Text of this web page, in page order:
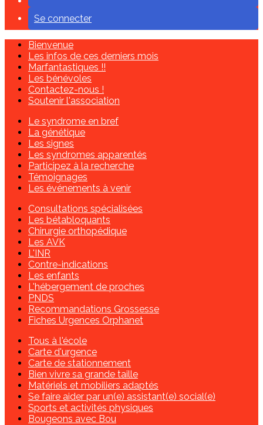
Se connecter
Bienvenue
Les infos de ces derniers mois
Marfantastiques !!
Les bénévoles
Contactez-nous !
Soutenir l'association
Le syndrome en bref
La génétique
Les signes
Les syndromes apparentés
Participez à la recherche
Témoignages
Les événements à venir
Consultations spécialisées
Les bétabloquants
Chirurgie orthopédique
Les AVK
L'INR
Contre-indications
Les enfants
L'hébergement de proches
PNDS
Recommandations Grossesse
Fiches Urgences Orphanet
Tous à l'école
Carte d'urgence
Carte de stationnement
Bien vivre sa grande taille
Matériels et mobiliers adaptés
Se faire aider par un(e) assistant(e) social(e)
Sports et activités physiques
Bougeons avec Bou